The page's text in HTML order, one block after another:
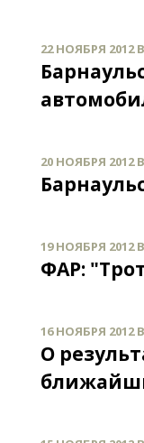
22 НОЯБРЯ 2012
20 НОЯБРЯ 2012
19 НОЯБРЯ 2012
ФАР:
16 НОЯБРЯ 2012
О